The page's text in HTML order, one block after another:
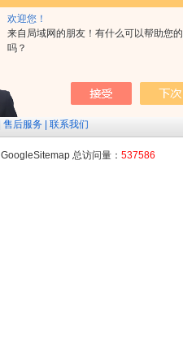
欢迎您！
来自局域网的朋友！有什么可以帮助您的
吗？
售后服务 联系我们
GoogleSitemap 总访问量： 537586